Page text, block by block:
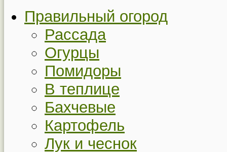
Правильный огород
Рассада
Огурцы
Помидоры
В теплице
Бахчевые
Картофель
Лук и чеснок